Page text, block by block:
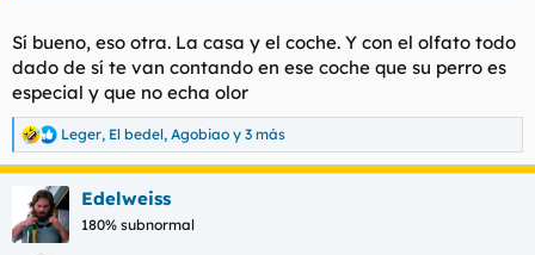
Sí bueno, eso otra. La casa y el coche. Y con el olfato todo
dado de sí te van contando en ese coche que su perro es
especial y que no echa olor
R
e
a
c
i
Leger, El bedel, Agobiao y 3 más
Edelweiss
180% subnormal